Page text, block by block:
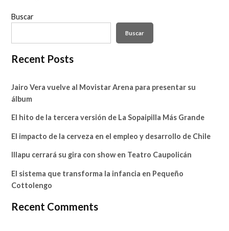
Buscar
Buscar
Recent Posts
Jairo Vera vuelve al Movistar Arena para presentar su
álbum
El hito de la tercera versión de La Sopaipilla Más Grande
El impacto de la cerveza en el empleo y desarrollo de Chile
Illapu cerrará su gira con show en Teatro Caupolicán
El sistema que transforma la infancia en Pequeño
Cottolengo
Recent Comments